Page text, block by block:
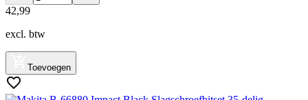
42,99
excl. btw
Toevoegen